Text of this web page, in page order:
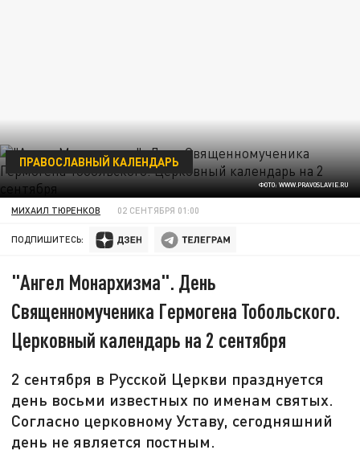
ФОТО: WWW.PRAVOSLAVIE.RU
ПРАВОСЛАВНЫЙ КАЛЕНДАРЬ
МИХАИЛ ТЮРЕНКОВ 02 СЕНТЯБРЯ 01:00
ПОДПИШИТЕСЬ:
"Ангел Монархизма". День
Священномученика Гермогена Тобольского.
Церковный календарь на 2 сентября
2 сентября в Русской Церкви празднуется
день восьми известных по именам святых.
Согласно церковному Уставу, сегодняшний
день не является постным.